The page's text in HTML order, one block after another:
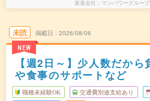
派遣会社 マンパワーグルー
未読
NEW
掲載日 2026/08/06
【週2日～】少人数だか
や食事のサポートなど
職種未経験OK 交通費別途支給あり